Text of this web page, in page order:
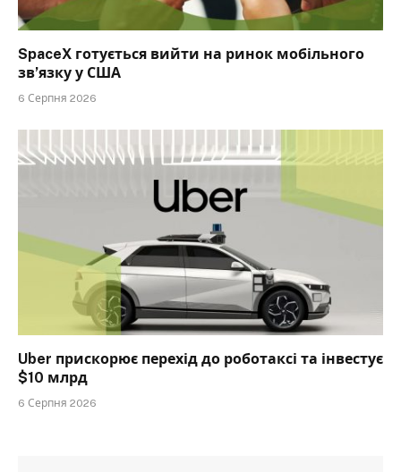
SpaceX готується вийти на ринок мобільного
зв’язку у США
6 Серпня 2026
Uber прискорює перехід до роботаксі та інвестує
$10 млрд
6 Серпня 2026